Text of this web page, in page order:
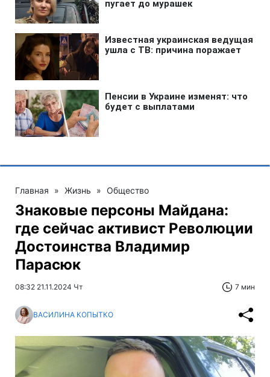
Главная » Жизнь » Общество
Знаковые персоны Майдана:
где сейчас активист Революции
Достоинства Владимир
Парасюк
08:32 21.11.2024 Чт 7 мин
ВАСИЛИНА КОПЫТКО